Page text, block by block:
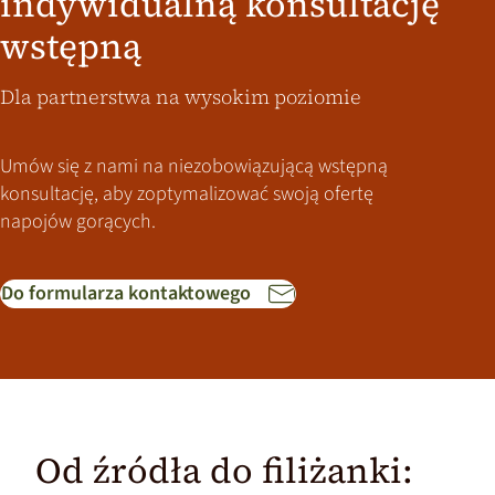
Informacje dla klientów biznesowych
Świat marek Alfredo Espresso
wstępną
Dla partnerstwa na wysokim poziomie
Umów się z nami na niezobowiązującą wstępną
konsultację, aby zoptymalizować swoją ofertę
napojów gorących.
Do formularza kontaktowego
Od źródła do filiżanki: